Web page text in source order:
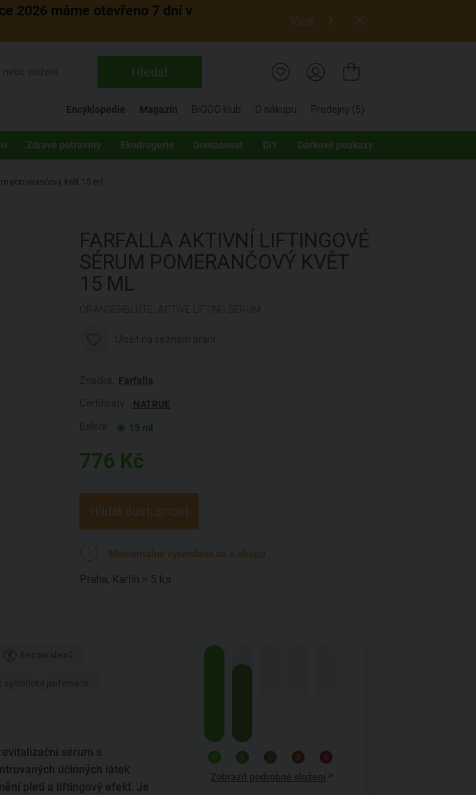
2026 máme otevřeno 7 dní v
Více
Hledat
Encyklopedie Magazín BiOOO klub O nákupu Prodejny (5)
Zdravé potraviny Ekodrogerie Domácnost DIY Dárkové poukazy
pomerančový květ 15 ml
FARFALLA AKTIVNÍ LIFTINGOVÉ
SÉRUM POMERANČOVÝ KVĚT
15 ML
Farfalla
NATRUE
15 ml
776 Kč
Hlídat dostupnost
Momentálně vyprodané na e-shopu
Praha, Karlín > 5 ks
Bez parabenů
syntetické parfemace
sérum s
účinných látek
pleti a liftingový efekt. Je
Zobrazit podrobné složení >